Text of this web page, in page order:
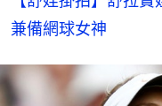
兼備網球女神